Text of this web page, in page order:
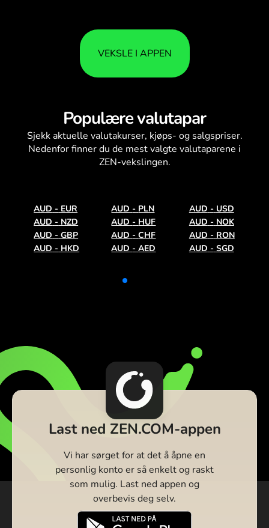
VEKSLE I APPEN
Populære valutapar
Sjekk aktuelle valutakurser, kjøps- og salgspriser.
Nedenfor finner du de mest valgte valutaparene i
ZEN-vekslingen.
AUD - EUR AUD - PLN AUD - USD
AUD - NZD AUD - HUF AUD - NOK
AUD - GBP AUD - CHF AUD - RON
AUD - HKD AUD - AED AUD - SGD
Last ned ZEN.COM-appen
Vi har sørget for at det å åpne en
personlig konto er så enkelt og raskt
som mulig. Last ned appen og
overbevis deg selv.